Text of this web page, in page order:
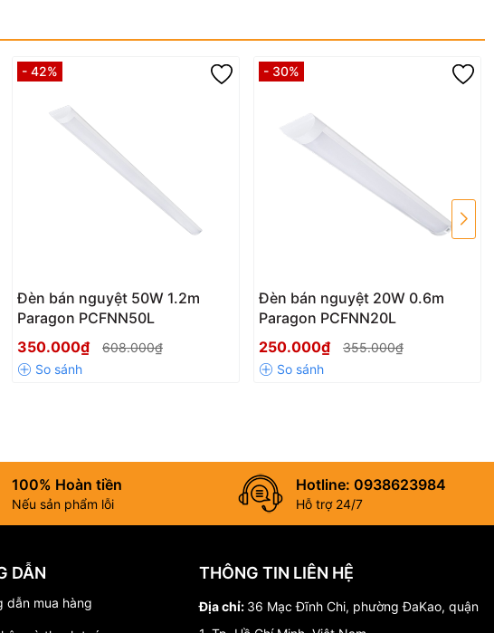
Kích thước
(DxRxC)
Lithium LiFePO4
10Ah
Tiêu chuẩn hệ
thống quản lý
chất lượng
ISO 9001:2015
Tiêu chuẩn môi
- 42%
Đèn bán nguyệt 50W 1.2m
Paragon PCFNN50L
350.000₫
608.000₫
- 30%
Đèn bán nguyệt 20W 0.6m
Paragon PCFNN20L
250.000₫
355.000₫
100% Hoàn tiền
Nếu sản phẩm lỗi
Hotline: 0938623984
Hỗ trợ 24/7
DẪN
dẫn mua hàng
THÔNG TIN LIÊN HỆ
Địa chỉ: 36 Mạc Đĩnh Chi, phường ĐaKao, quận